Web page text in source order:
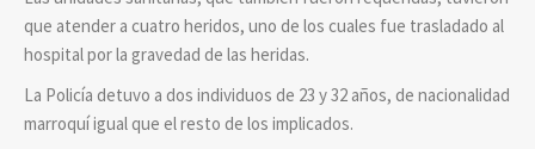
que atender a cuatro heridos, uno de los cuales fue trasladado al
hospital por la gravedad de las heridas.
La Policía detuvo a dos individuos de 23 y 32 años, de nacionalidad
marroquí igual que el resto de los implicados.